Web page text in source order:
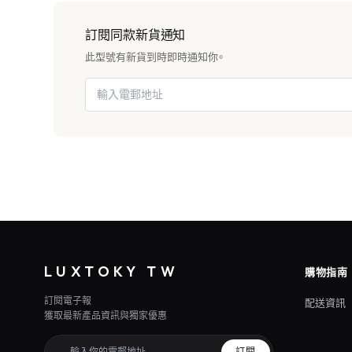
訂閱同款新貨通知
此型號有新貨到時即時通知你。
LUXTOKY TW
訂閱電子報
獲取最新產品資訊與獨家優惠
購物指南
配送資訊